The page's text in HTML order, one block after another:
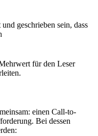
geschrieben sein, dass
für den Leser
einen Call-to-
Bei dessen